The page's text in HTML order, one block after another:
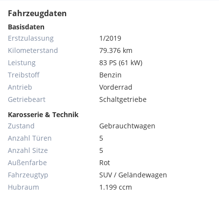
Fahrzeugdaten
Basisdaten
Erstzulassung
1/2019
Kilometerstand
79.376 km
Leistung
83 PS (61 kW)
Treibstoff
Benzin
Antrieb
Vorderrad
Getriebeart
Schaltgetriebe
Karosserie & Technik
Zustand
Gebrauchtwagen
Anzahl Türen
5
Anzahl Sitze
5
Außenfarbe
Rot
Fahrzeugtyp
SUV / Geländewagen
Hubraum
1.199 ccm